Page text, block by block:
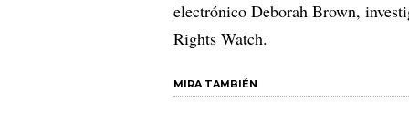
electrónico Deborah Brown,
Rights Watch.
MIRA TAMBIÉN